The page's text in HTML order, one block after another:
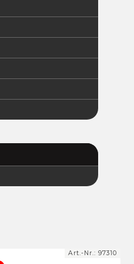
Art.-Nr.: 97310